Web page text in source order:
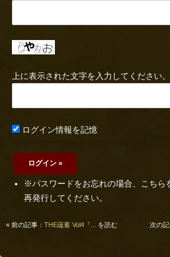
上に表示された文字を入力してください。
ログイン情報を記憶
※パスワードをお忘れの場合、こちら
再発行してください。
« 前の記事： THE蘊蓄 Vol4『... を読む 次の記